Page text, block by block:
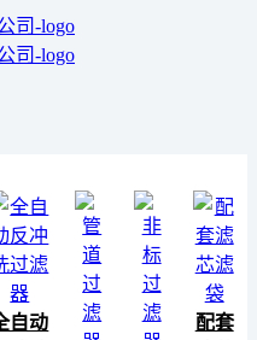
自动
配套